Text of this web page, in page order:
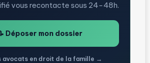
vous recontacte sous 24-48h.
Déposer mon dossier
avocats en droit de la famille →